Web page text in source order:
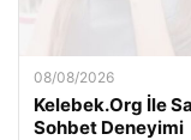
08/08/2026
Kelebek.Org İle
Sohbet Deneyimi